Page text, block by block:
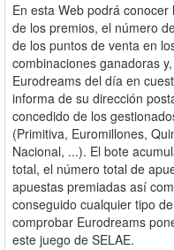
En esta Web podrá
de los premios, el número
de los puntos de venta en
combinaciones ganadoras
Eurodreams del día en
informa de su dirección
concedido de los
(Primitiva, Euromillones,
Nacional, ...). El bote
total, el número total de
apuestas premiadas así
conseguido cualquier tipo
comprobar Eurodreams
este juego de SELAE.